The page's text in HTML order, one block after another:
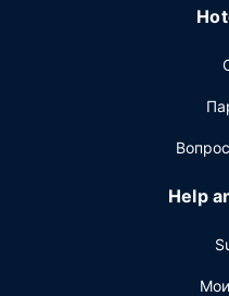
предлагает вам 8
бесплатная
Help